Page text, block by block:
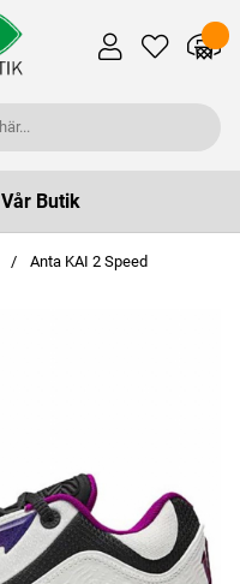
Vår Butik
Anta KAI 2 Speed